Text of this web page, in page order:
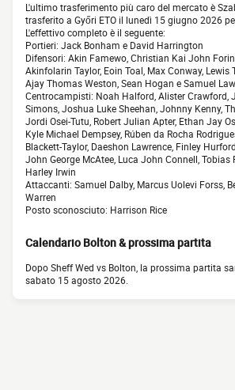
L'ultimo trasferimento più caro del mercato è
trasferito a Győri ETO il lunedì 15 giugno 2026
L'effettivo completo è il seguente:
Portieri: Jack Bonham e David Harrington
Difensori: Akin Famewo, Christian Kai John
Akinfolarin Taylor, Eoin Toal, Max Conway, Lewis
Ajay Thomas Weston, Sean Hogan e Samuel
Centrocampisti: Noah Halford, Alister Crawford,
Simons, Joshua Luke Sheehan, Johnny Kenny,
Jordi Osei-Tutu, Robert Julian Apter, Ethan Jay
Kyle Michael Dempsey, Rúben da Rocha
Blackett-Taylor, Daeshon Lawrence, Finley
John George McAtee, Luca John Connell, Tobias
Harley Irwin
Attaccanti: Samuel Dalby, Marcus Uolevi Forss,
Warren
Posto sconosciuto: Harrison Rice
Calendario Bolton & prossima partita
Dopo Sheff Wed vs Bolton, la prossima partita
sabato 15 agosto 2026.